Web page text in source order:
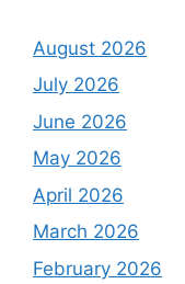
August 2026
July 2026
June 2026
May 2026
April 2026
March 2026
February 2026